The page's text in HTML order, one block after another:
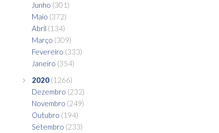
Junho (301)
Maio (372)
Abril (134)
Março (309)
Fevereiro (333)
Janeiro (354)
2020 (1266)
Dezembro (232)
Novembro (249)
Outubro (194)
Setembro (233)